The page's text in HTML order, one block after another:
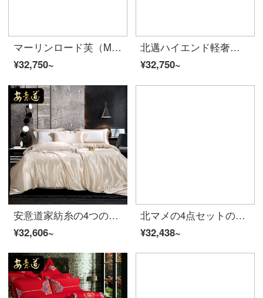
マーリンロード芙（Mariendorf）ハイエンド100本のシルク四点セット裸で寝ます。夏1.8ベッドの純色両面の氷糸シーツ布団に布団にセットされています。ベッドの上の用品のユリ（定金で補助金を撮ります。）1.5 m（5フィート）ベッド
¥32,750~
北邁ハイエンド軽奢風80本のシルク四点セット夏アイスキャンデー裸寝凉田園花卉布団セットベッド用品ブレンダ1.5 mベッド（適用芯200*230 cm）
¥32,750~
安意道家紡糸の4つのセットの新しい中国式軽い贅沢な重さのポンドの桑蚕糸の寝具の100%純色のシルクの4つのセットのベッド笠のシーツのタイプのシャンパンの金の寝具の4つのセットの1.8 Mベッド（220*240に適して芯になります）
¥32,606~
北マメの4点セットの80本のシルクの両面の氷糸がセットされています。田園風の軽い贅沢な糸が滑ります。夏の寝具の岸zhi汀蘭の1.5メートルのシーツのモデル（布団カバー200*230 cm）
¥32,438~